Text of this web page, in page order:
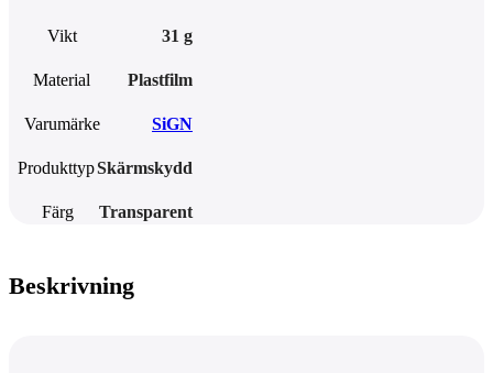
Vikt 31 g
Material Plastfilm
Varumärke SiGN
ProdukttypSkärmskydd
Färg Transparent
Beskrivning